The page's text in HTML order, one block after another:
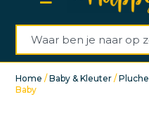
Home /Baby & Kleuter /Pluche
Baby